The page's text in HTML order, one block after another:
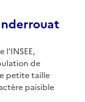
l'INSEE,
de
petite taille
paisible